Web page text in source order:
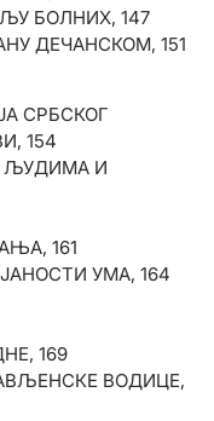
МУЖА, 218
ИЛИ КАКВЕ
ДОМ, 226
(ВРШИДБИ), 227
229
БОЛНИХ, 147
ДЕЧАНСКОМ, 151
СРБСКОГ
154
ЉУДИМА И
161
УМА, 164
169
ВОДИЦЕ,